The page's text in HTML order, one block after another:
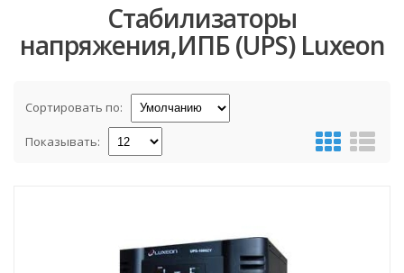
Стабилизаторы
напряжения,ИПБ (UPS) Luxeon
Сортировать по:
Показывать: